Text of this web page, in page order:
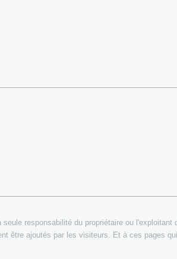
responsabilité du propriétaire ou l'exploitant
être ajoutés par les visiteurs. Et à ces pages